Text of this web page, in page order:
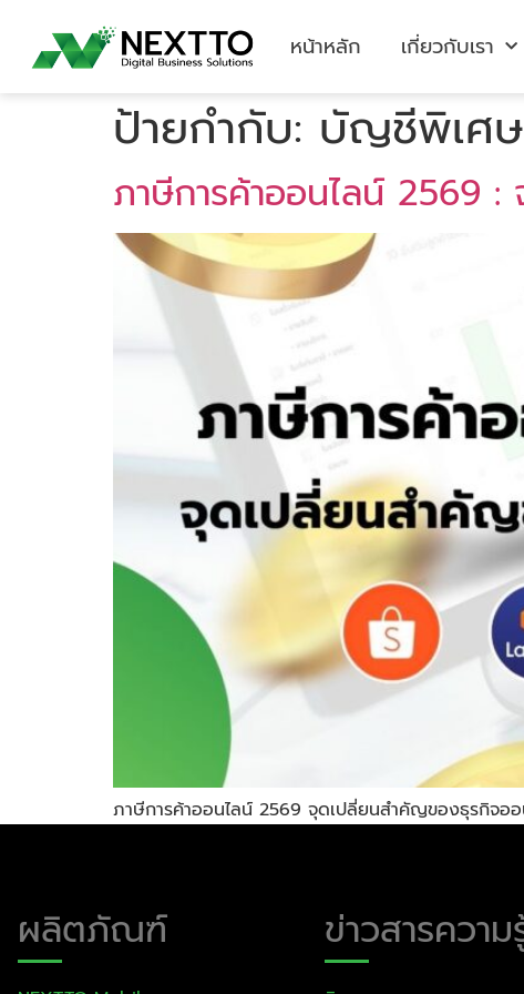
หน้าหลัก เกี่ยวกับเรา
ป้ายกำกับ: บัญชีพิเศษ
ภาษีการค้าออนไลน์ 2569
ภาษีการค้าออนไลน์ 2569 จุดเปลี่ยนสำคัญของธุรกิจอ
ผลิตภัณฑ์ ข่าวสารความ